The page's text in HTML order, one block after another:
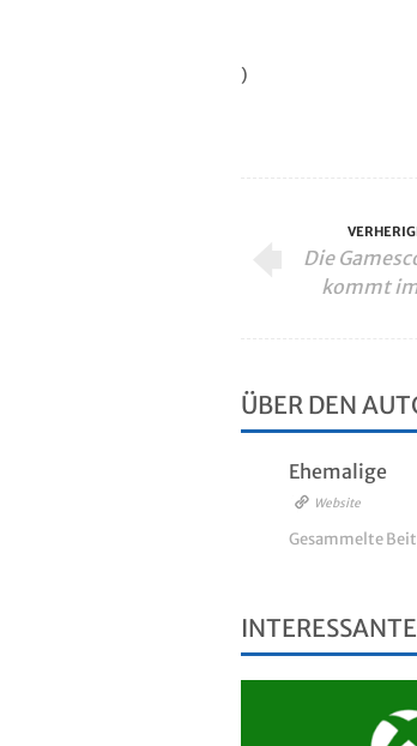
)
Die
kommt
ÜBER DEN
Ehemalige
Website
Gesammelte